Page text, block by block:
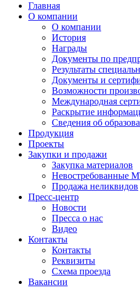
Главная
О компании
О компании
История
Награды
Документы по
Результаты
Документы и
Возможности
Международная
Раскрытие
Сведения об
Продукция
Проекты
Закупки и продажи
Закупка материалов
Невостребованные
Продажа неликвидов
Пресс-центр
Новости
Пресса о нас
Видео
Контакты
Контакты
Реквизиты
Схема проезда
Вакансии